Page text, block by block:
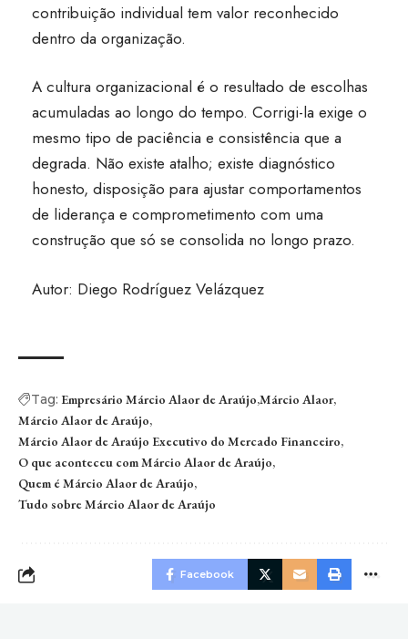
contribuição individual tem valor reconhecido
dentro da organização.
A cultura organizacional é o resultado de escolhas
acumuladas ao longo do tempo. Corrigi-la exige o
mesmo tipo de paciência e consistência que a
degrada. Não existe atalho; existe diagnóstico
honesto, disposição para ajustar comportamentos
de liderança e comprometimento com uma
construção que só se consolida no longo prazo.
Autor: Diego Rodríguez Velázquez
Tag: Empresário Márcio Alaor de Araújo Márcio Alaor
Márcio Alaor de Araújo
Márcio Alaor de Araújo Executivo do Mercado Financeiro
O que aconteceu com Márcio Alaor de Araújo
Quem é Márcio Alaor de Araújo
Tudo sobre Márcio Alaor de Araújo
Facebook